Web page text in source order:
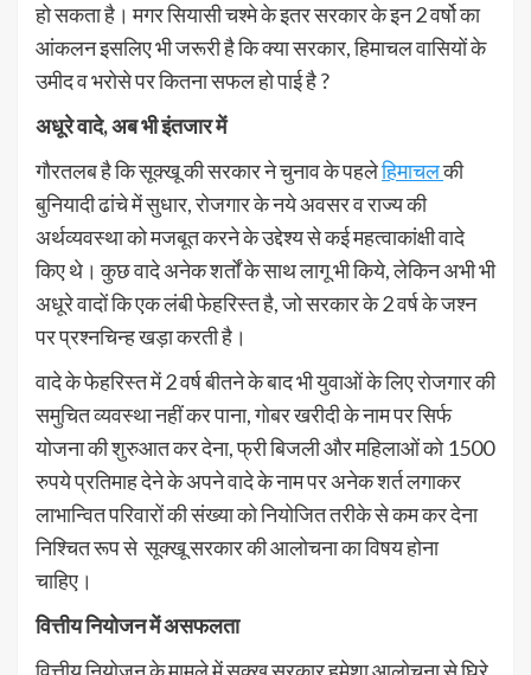
हो सकता है। मगर सियासी चश्मे के इतर सरकार के इन 2 वर्षो का
आंकलन इसलिए भी जरूरी है कि क्या सरकार, हिमाचल वासियों के
उमीद व भरोसे पर कितना सफल हो पाई है ?
अधूरे वादे, अब भी इंतजार में
गौरतलब है कि सूक्खू की सरकार ने चुनाव के पहलेहिमाचलकी
बुनियादी ढांचे में सुधार, रोजगार के नये अवसर व राज्य की
अर्थव्यवस्था को मजबूत करने के उद्देश्य से कई महत्वाकांक्षी वादे
किए थे। कुछ वादे अनेक शर्तों के साथ लागू भी किये, लेकिन अभी भी
अधूरे वादों कि एक लंबी फेहरिस्त है, जो सरकार के 2 वर्ष के जश्न
पर प्रश्नचिन्ह खड़ा करती है।
वादे के फेहरिस्त में 2 वर्ष बीतने के बाद भी युवाओं के लिए रोजगार की
समुचित व्यवस्था नहीं कर पाना, गोबर खरीदी के नाम पर सिर्फ
योजना की शुरुआत कर देना, फ्री बिजली और महिलाओं को 1500
रुपये प्रतिमाह देने के अपने वादे के नाम पर अनेक शर्त लगाकर
लाभान्वित परिवारों की संख्या को नियोजित तरीके से कम कर देना
निश्चित रूप से सूक्खू सरकार की आलोचना का विषय होना
चाहिए।
वित्तीय नियोजन में असफलता